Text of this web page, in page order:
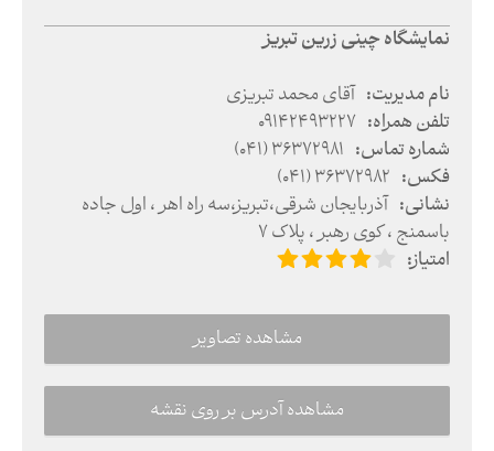
نمایشگاه چینی زرین تبریز
نام مدیریت: آقای محمد تبریزی
تلفن همراه:
09142493227
شماره تماس:
(041) 36372981
فکس:
(041) 36372982
نشانی: آذربایجان شرقی،تبریز،سه راه اهر ، اول جاده
باسمنج ، کوی رهبر ، پلاک 7
امتیاز:
مشاهده تصاویر
مشاهده آدرس بر روی نقشه